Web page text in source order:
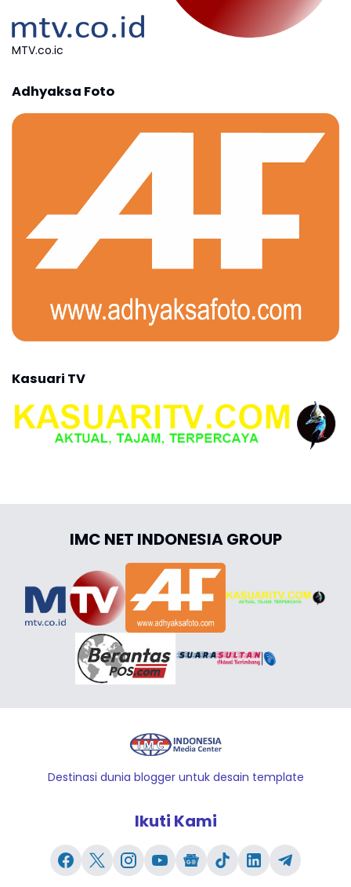
MTV.co.ic
Adhyaksa Foto
Kasuari TV
IMC NET INDONESIA GROUP
Destinasi dunia blogger untuk desain template
Ikuti Kami